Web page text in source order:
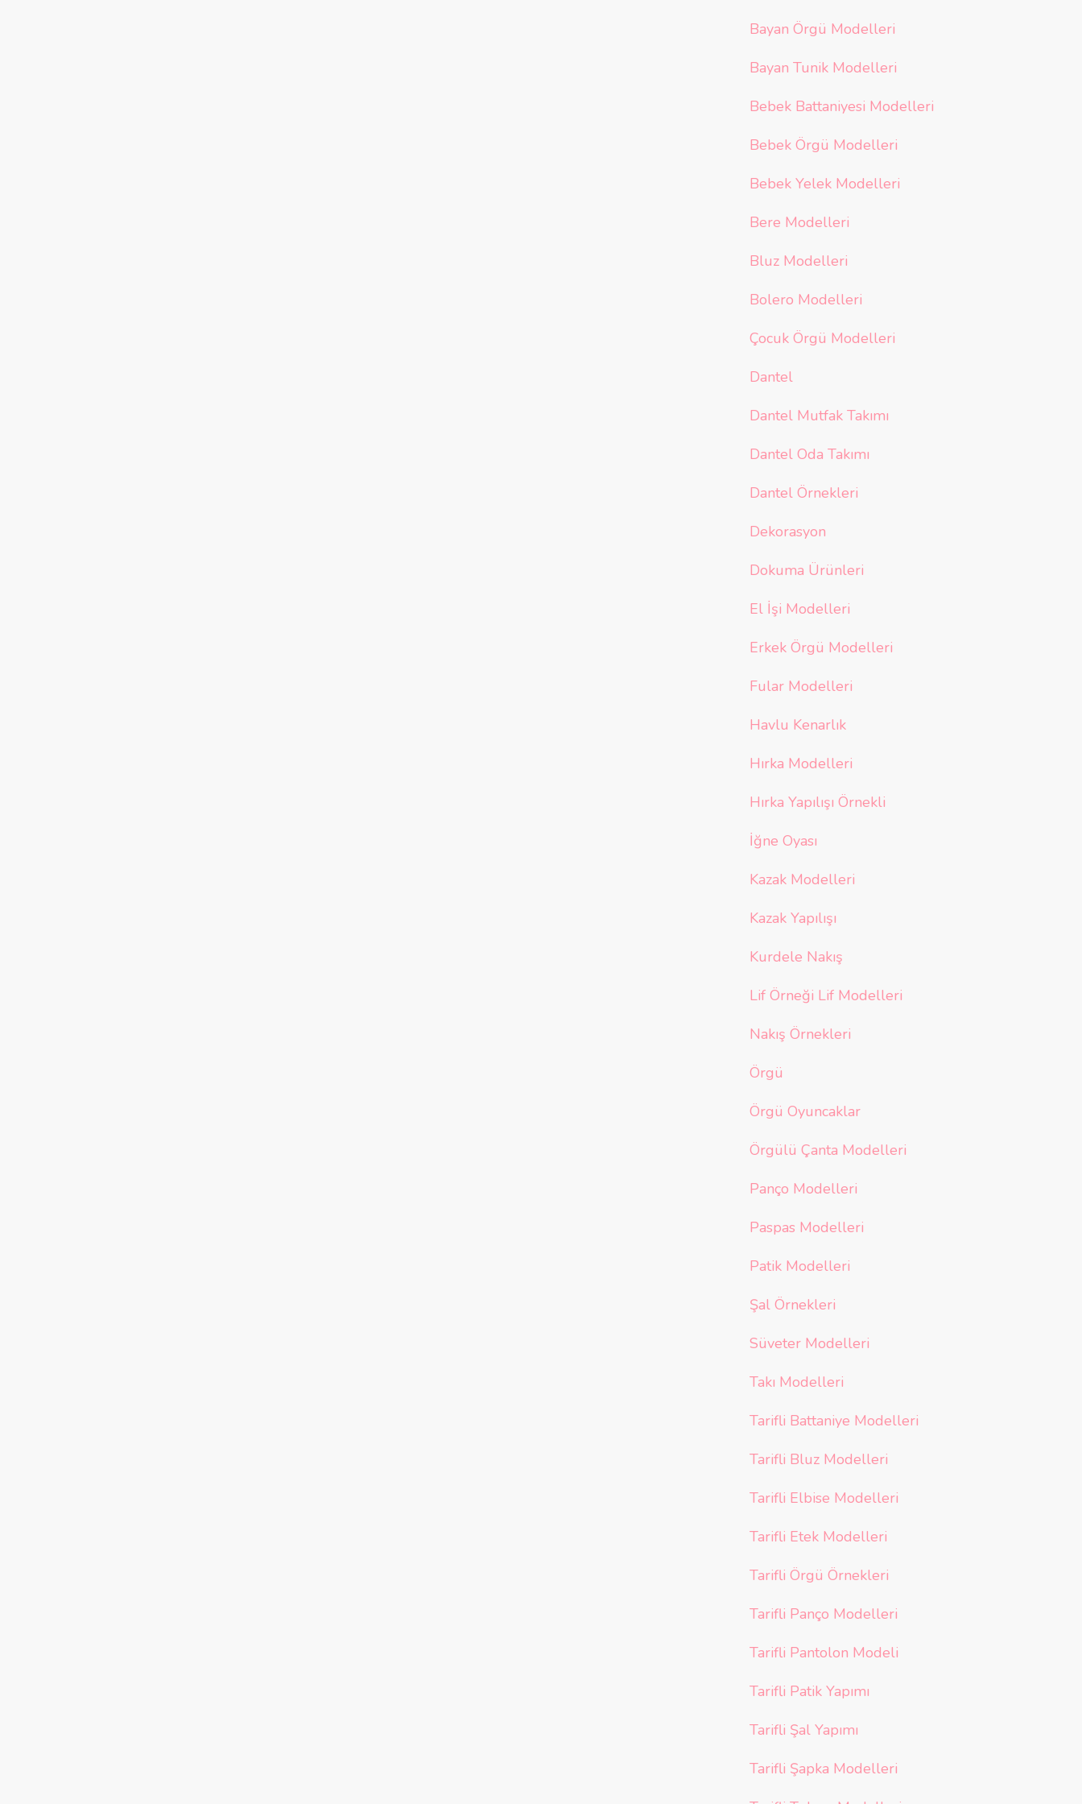
Bayan Örgü Modelleri
Bayan Tunik Modelleri
Bebek Battaniyesi Modelleri
Bebek Örgü Modelleri
Bebek Yelek Modelleri
Bere Modelleri
Bluz Modelleri
Bolero Modelleri
Çocuk Örgü Modelleri
Dantel
Dantel Mutfak Takımı
Dantel Oda Takımı
Dantel Örnekleri
Dekorasyon
Dokuma Ürünleri
El İşi Modelleri
Erkek Örgü Modelleri
Fular Modelleri
Havlu Kenarlık
Hırka Modelleri
Hırka Yapılışı Örnekli
İğne Oyası
Kazak Modelleri
Kazak Yapılışı
Kurdele Nakış
Lif Örneği Lif Modelleri
Nakış Örnekleri
Örgü
Örgü Oyuncaklar
Örgülü Çanta Modelleri
Panço Modelleri
Paspas Modelleri
Patik Modelleri
Şal Örnekleri
Süveter Modelleri
Takı Modelleri
Tarifli Battaniye Modelleri
Tarifli Bluz Modelleri
Tarifli Elbise Modelleri
Tarifli Etek Modelleri
Tarifli Örgü Örnekleri
Tarifli Panço Modelleri
Tarifli Pantolon Modeli
Tarifli Patik Yapımı
Tarifli Şal Yapımı
Tarifli Şapka Modelleri